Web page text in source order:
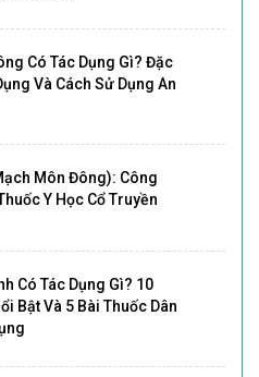
Có Tác Dụng Gì? Đặc
Và Cách Sử Dụng An
Môn Đông): Công
Y Học Cổ Truyền
Có Tác Dụng Gì? 10
Bật Và 5 Bài Thuốc Dân